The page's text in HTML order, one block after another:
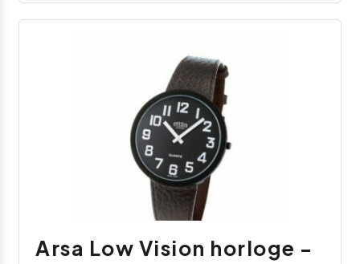
Arsa Low Vision horloge -